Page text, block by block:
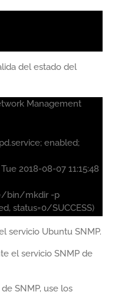
del estado del
Management
enabled;
2018-08-07 11:15:48
bin/mkdir -p
status=0/SUCCESS)
servicio Ubuntu SNMP.
el servicio SNMP de
SNMP, use los